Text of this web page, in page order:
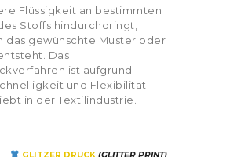
Flüssigkeit an bestimmten
Stoffs hindurchdringt,
das gewünschte Muster oder
Das
ist aufgrund
und Flexibilität
in der Textilindustrie.
GLITZER DRUCK (GLITTER PRINT)